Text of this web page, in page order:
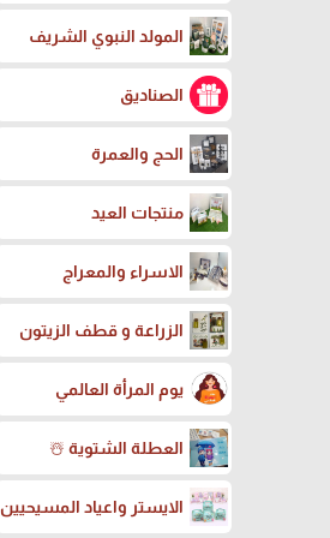
المولد النبوي الشريف
الصناديق
الحج والعمرة
منتجات العيد
الاسراء والمعراج
الزراعة و قطف الزيتون
يوم المرأة العالمي
العطلة الشتوية ☃️
الايستر واعياد المسيحيين